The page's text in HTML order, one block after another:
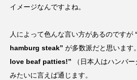
イメージなんですよね。
人によって色んな言い方があるのですが
hamburg steak” が多数派だと思います
love beaf patties!”
（日本人はハンバ
みたいに言えば通じます。